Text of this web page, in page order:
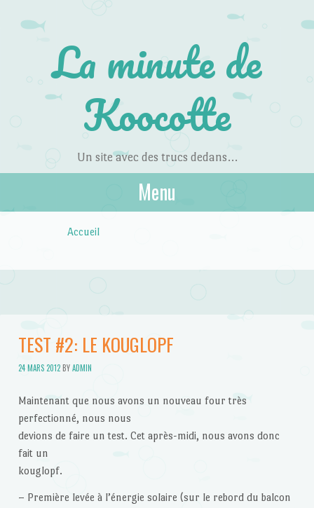
La minute de
Koocotte
Un site avec des trucs dedans…
Menu
Accueil
TEST #2: LE KOUGLOPF
24 MARS 2012BYADMIN
Maintenant que nous avons un nouveau four très
perfectionné, nous nous
devions de faire un test. Cet après-midi, nous avons donc
fait un
kouglopf.
– Première levée à l’énergie solaire (sur le rebord du balcon